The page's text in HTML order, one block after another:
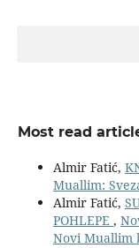
Most read
Almir Fatić,
Muallim:
Almir Fatić,
POHLEPE ,
Novi Muallim